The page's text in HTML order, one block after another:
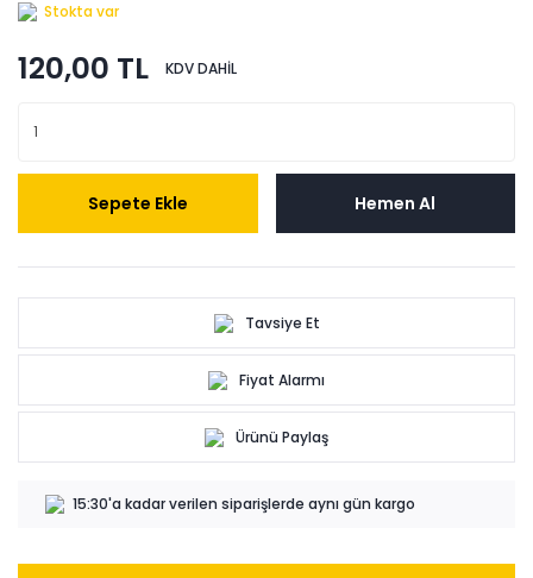
Stokta var
120,00 TL KDV DAHİL
Sepete Ekle Hemen Al
Tavsiye Et
Fiyat Alarmı
Ürünü Paylaş
15:30'a kadar verilen siparişlerde aynı gün kargo